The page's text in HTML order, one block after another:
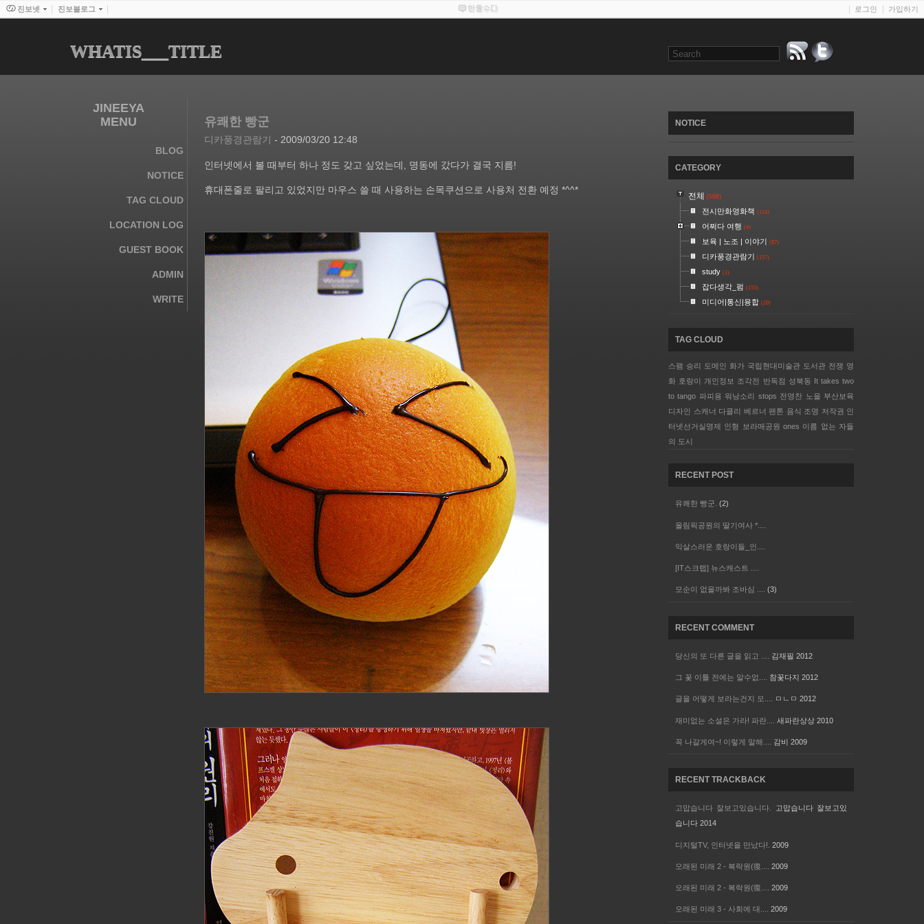
WHATIS___TITLE
JINEEYA
MENU
BLOG
NOTICE
TAG CLOUD
LOCATION LOG
GUEST BOOK
ADMIN
WRITE
NOTICE
CATEGORY
전체 (568)
전시만화영화책 (114)
어쩌다 여행 (4)
보육 | 노조 | 이야기 (87)
디카풍경관람기 (157)
study (1)
잡다생각_펌 (155)
미디어|통신|융합 (20)
TAG CLOUD
스팸 승리 도메인 화가 국립현대미술관 도서관 전쟁 영
화 호랑이 개인정보 조각전 반독점 성북동
It takes two
to tango 파피용 워낭소리 stops 전영찬 노을 부산보육
디자인
스캐너 다클리 베르너 팬톤 음식 조명 저작권 인
터넷선거실명제
인형 보라매공원 ones 이름 없는 자들
의 도시
RECENT POST
유쾌한 빵군. (2)
올림픽공원의 딸기여사 *....
익살스러운 호랑이들_인....
[IT스크랩] 뉴스캐스트 ....
모순이 없을까봐 조바심 .... (3)
RECENT COMMENT
당신의 또 다른 글을 읽고 .... 김재필 2012
그 꽃 이틀 전에는 알수없.... 참꽃다지 2012
글을 어떻게 보라는건지 모.... ㅁㄴㅁ 2012
재미없는 소설은 가라! 파란.... 새파란상상 2010
꼭 나갈게여~! 이렇게 말해.... 감비 2009
RECENT TRACKBACK
고맙습니다 잘보고있습니다.
고맙습니다 잘보고있
습니다 2014
디지털TV, 인터넷을 만났다!. 2009
오래된 미래 2 - 복락원(復.... 2009
오래된 미래 2 - 복락원(復.... 2009
오래된 미래 3 - 사회에 대.... 2009
유쾌한 빵군
디카풍경관람기 - 2009/03/20 12:48
인터넷에서 볼 때부터 하나 정도 갖고 싶었는데, 명동에 갔다가 결국 지름!
휴대폰줄로 팔리고 있었지만 마우스 쓸 때 사용하는 손목쿠션으로 사용처 전환 예정 *^^*
진보넷 진보블로그 로그인 가입하기